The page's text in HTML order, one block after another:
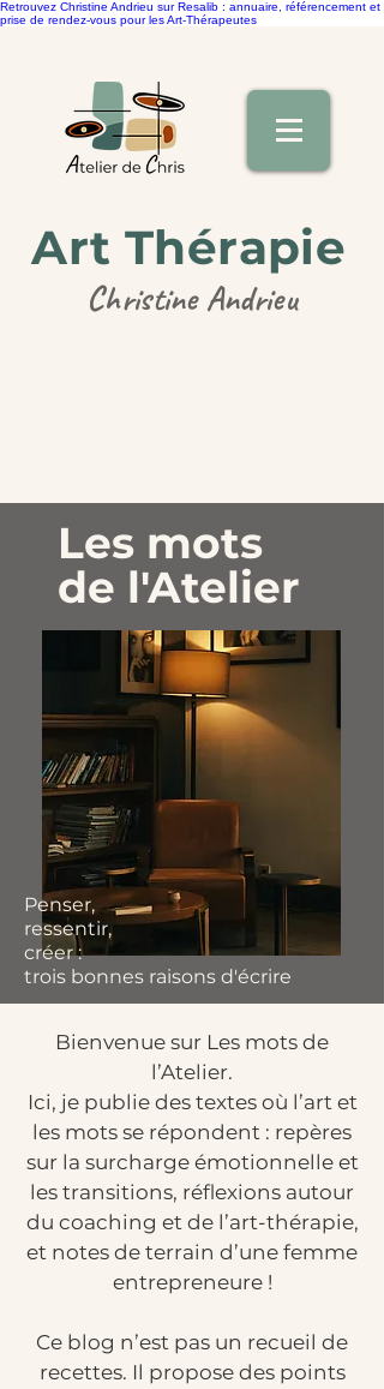
Retrouvez Christine Andrieu sur Resalib : annuaire, référencement et
prise de rendez-vous pour les Art-Thérapeutes
Christine Andrieu
Art Thérapie
Les mots
de l'Atelier
Penser,
ressentir,
créer :
trois bonnes raisons d'écrire
Bienvenue sur Les mots de
l’Atelier.
Ici, je publie des textes où l’art et
les mots se répondent : repères
sur la surcharge émotionnelle et
les transitions, réflexions autour
du coaching et de l’art-thérapie,
et notes de terrain d’une femme
entrepreneure !
Ce blog n’est pas un recueil de
recettes. Il propose des points